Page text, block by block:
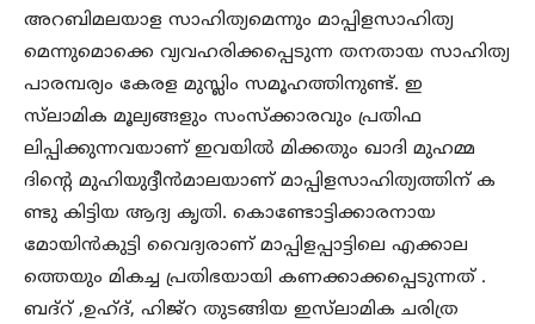
അറബിമലയാള സാഹിത്യമെന്നും മാപ്പിളസാഹിത്യ
മെന്നുമൊക്കെ വ്യവഹരിക്കപ്പെടുന്ന തനതായ സാഹിത്യ
പാരമ്പര്യം കേരള മുസ്ലിം സമൂഹത്തിനുണ്ട്. ഇ
സ്‌ലാമിക മൂല്യങ്ങളും സംസ്‌ക്കാരവും പ്രതിഫ
ലിപ്പിക്കുന്നവയാണ് ഇവയില്‍ മിക്കതും ഖാദി മുഹമ്മ
ദിന്‍റെ മുഹിയുദ്ദീന്‍മാലയാണ് മാപ്പിളസാഹിത്യത്തിന് ക
ണ്ടു കിട്ടിയ ആദ്യ കൃതി. കൊണ്ടോട്ടിക്കാരനായ
മോയിന്‍കുട്ടി വൈദ്യരാണ് മാപ്പിളപ്പാട്ടിലെ എക്കാല
ത്തെയും മികച്ച പ്രതിഭയായി കണക്കാക്കപ്പെടുന്നത് .
ബദ്‌റ് ,ഉഹ്ദ്, ഹിജ്‌റ തുടങ്ങിയ ഇസ്‌ലാമിക ചരിത്ര